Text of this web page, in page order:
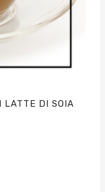
LATTE DI SOIA